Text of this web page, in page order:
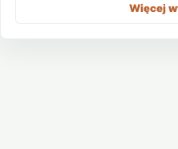
Więcej